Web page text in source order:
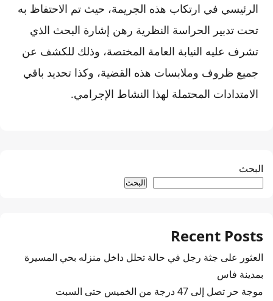
الرئيسي في ارتكاب هذه الجريمة، حيث تم الاحتفاظ به
تحت تدبير الحراسة النظرية رهن إشارة البحث الذي
تشرف عليه النيابة العامة المختصة، وذلك للكشف عن
جميع ظروف وملابسات هذه القضية، وكذا تحديد باقي
الامتدادات المحتملة لهذا النشاط الإجرامي.
البحث
البحث
Recent Posts
العثور على جثة رجل في حالة تحلل داخل منزله بحي المسيرة
بمدينة فاس
موجة حر تصل إلى 47 درجة من الخميس حتى السبت